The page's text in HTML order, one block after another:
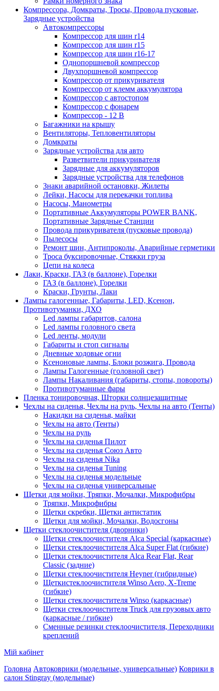
Компрессора, Домкраты, Тросы, Провода пусковые,
Зарядные устройства
Автокомпрессоры
Компрессор для шин r14
Компрессор для шин r15
Компрессор для шин r16-17
Однопоршневой компрессор
Двухпоршневой компрессор
Компрессор от прикуривателя
Компрессор от клемм аккумулятора
Компрессор с автостопом
Компрессор с фонарем
Компрессор - 12 В
Багажники на крышу
Вентиляторы, Тепловентиляторы
Домкраты
Зарядные устройства для авто
Разветвители прикуривателя
Зарядные для аккумуляторов
Зарядные устройства для телефонов
Знаки аварийной остановки, Жилеты
Лейки, Насосы для перекачки топлива
Насосы, Манометры
Портативные Аккумуляторы POWER BANK,
Портативные Зарядные Станции
Провода прикуривателя (пусковые провода)
Пылесосы
Ремонт шин, Антипроколы, Аварийные герметики
Троса буксировочные, Стяжки груза
Цепи на колеса
Лаки, Краски, ГАЗ (в баллоне), Горелки
ГАЗ (в баллоне), Горелки
Краски, Грунты, Лаки
Лампы галогенные, Габариты, LED, Ксенон,
Противотуманки, ДХО
Led лампы габаритов, салона
Led лампы головного света
Led ленты, модули
Габариты и стоп сигналы
Дневные ходовые огни
Ксеноновые лампы, Блоки розжига, Провода
Лампы Галогенные (головной свет)
Лампы Накаливания (габариты, стопы, повороты)
Противотуманные фары
Пленка тонировочная, Шторки солнцезащитные
Чехлы на сиденья, Чехлы на руль, Чехлы на авто (Тенты)
Накидки на сиденья, майки
Чехлы на авто (Тенты)
Чехлы на руль
Чехлы на сиденья Пилот
Чехлы на сиденья Союз Авто
Чехлы на сиденья Nika
Чехлы на сиденья Tuning
Чехлы на сиденья модельные
Чехлы на сиденья универсальные
Щетки для мойки, Тряпки, Мочалки, Микрофибры
Тряпки, Микрофибры
Щетки скребки, Щетки антистатик
Щетки для мойки, Мочалки, Водосгоны
Щетки стеклоочистителя (дворники)
Щетки стеклоочистителя Alca Special (каркасные)
Щетки стеклоочистителя Alca Super Flat (гибкие)
Щетки стеклоочистителя Alca Rear Flat, Rear
Classic (задние)
Щетки стеклоочистителя Heyner (гибридные)
Щеткистеклоочистителя Winso Aero, X-Treme
(гибкие)
Щетки стеклоочистителя Winso (каркасные)
Щетки стеклоочистителя Truck для грузовых авто
(каркасные / гибкие)
Сменные резинки стеклоочистителя, Переходники
креплений
Мій кабінет
Головна Автоковрики (модельные, универсальные) Коврики в
салон Stingray (модельные)